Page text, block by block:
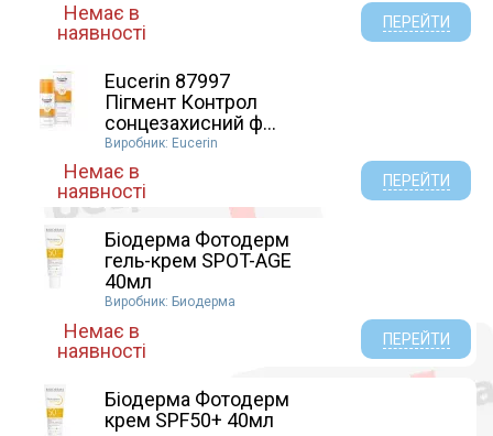
Немає в
наявності
ПЕРЕЙТИ
Eucerin 87997
Пігмент Контрол
сонцезахисний ф...
Виробник: Eucerin
Немає в
наявності
ПЕРЕЙТИ
Біодерма Фотодерм
гель-крем SPOT-AGE
40мл
Виробник: Биодерма
Немає в
наявності
ПЕРЕЙТИ
Біодерма Фотодерм
крем SPF50+ 40мл